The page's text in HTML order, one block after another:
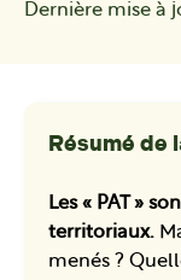
Dernière mise à
Résumé de
Les « PAT »
territoriaux.
menés ?